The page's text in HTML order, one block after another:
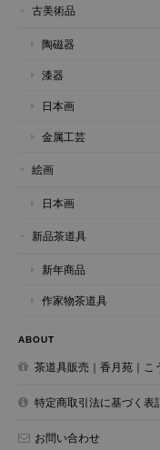
古美術品
陶磁器
漆器
日本画
金属工芸
絵画
日本画
新品茶道具
新年商品
作家物茶道具
ABOUT
茶道具販売｜香月苑｜こ
特定商取引法に基づく表
お問い合わせ